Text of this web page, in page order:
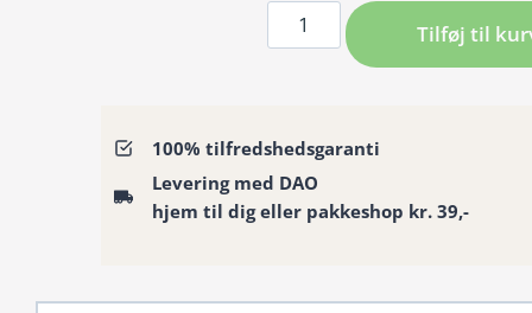
Badeforhæng
med
striber
–
bruseforhæng
Tilføj til
100% tilfredshedsgaranti
Levering med DAO
hjem til dig eller pakkeshop kr. 39,-